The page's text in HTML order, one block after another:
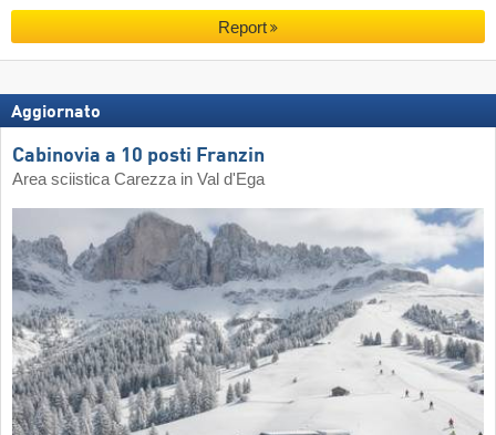
Report
Aggiornato
Cabinovia a 10 posti Franzin
Area sciistica Carezza in Val d'Ega